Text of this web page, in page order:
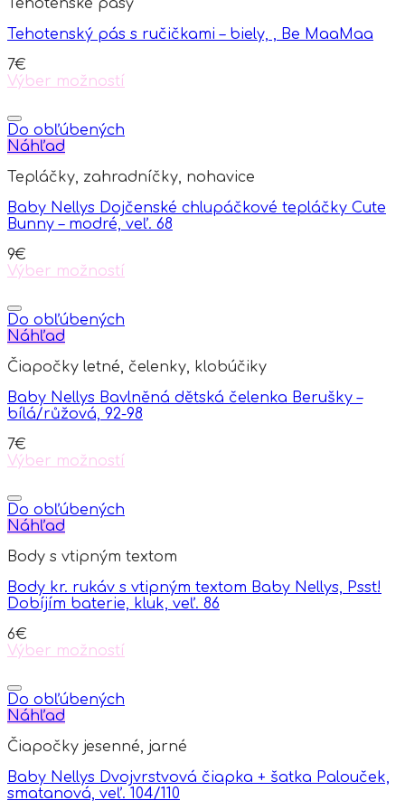
Tehotenské pásy
Tehotenský pás s ručičkami – biely, , Be MaaMaa
7€
Výber možností
product
has
multiple
The
may
be
on
the
page
Do obľúbených
Náhľad
Tepláčky, zahradníčky, nohavice
Baby Nellys Dojčenské chlupáčkové tepláčky Cute
Bunny – modré, veľ. 68
9€
Výber možností
product
has
multiple
The
may
be
on
the
page
Do obľúbených
Náhľad
Čiapočky letné, čelenky, klobúčiky
Baby Nellys Bavlněná dětská čelenka Berušky –
bílá/růžová, 92-98
7€
Výber možností
product
has
multiple
The
may
be
on
the
page
Do obľúbených
Náhľad
Body s vtipným textom
Body kr. rukáv s vtipným textom Baby Nellys, Psst!
Dobíjím baterie, kluk, veľ. 86
6€
Výber možností
product
has
multiple
The
may
be
Do obľúbených
Náhľad
Čiapočky jesenné, jarné
Baby Nellys Dvojvrstvová čiapka + šatka Palouček,
smatanová, veľ. 104/110